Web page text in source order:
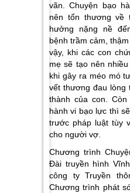
vãn. Chuyện bạo
nên tổn thương về
hưởng nặng nề
bệnh trầm cảm,
vậy, khi các con
mẹ sẽ tạo nên
khi gây ra méo mó
vết thương đau lòng
thành của con.
hành vi bạo lực thì
trước pháp luật tùy
cho người vợ.
Chương trình
Đài truyền hình
công ty Truyền
Chương trình phát